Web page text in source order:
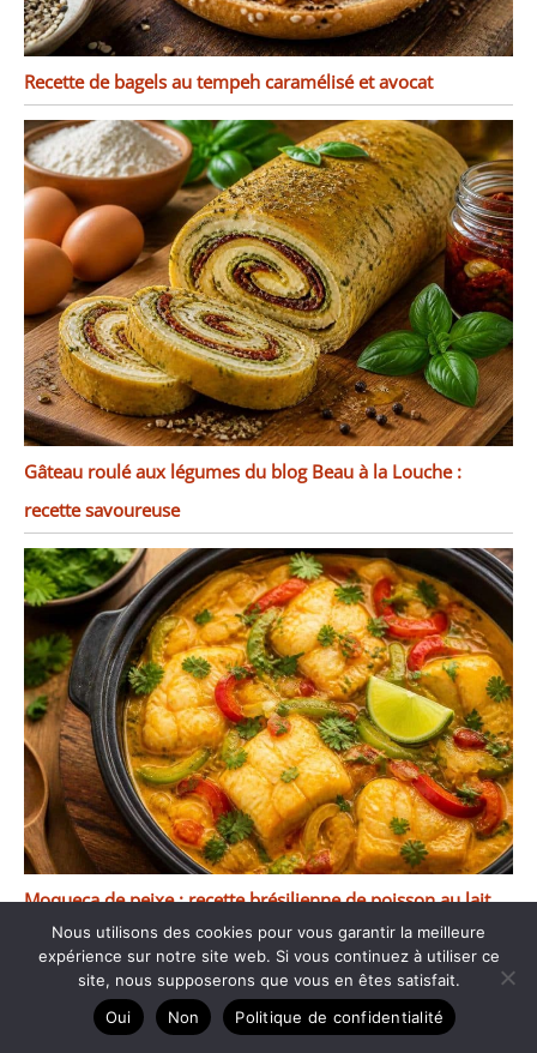
Recette de bagels au tempeh caramélisé et avocat
Gâteau roulé aux légumes du blog Beau à la Louche :
recette savoureuse
Moqueca de peixe : recette brésilienne de poisson au lait
de coco
Nous utilisons des cookies pour vous garantir la meilleure
expérience sur notre site web. Si vous continuez à utiliser ce
site, nous supposerons que vous en êtes satisfait.
Oui
Non Politique de confidentialité